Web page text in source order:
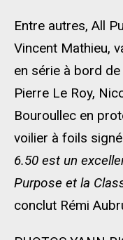
Entre autres, All
Vincent Mathieu,
en série à bord de
Pierre Le Roy,
Bouroullec en
voilier à foils
6.50 est un
Purpose et la
conclut Rémi